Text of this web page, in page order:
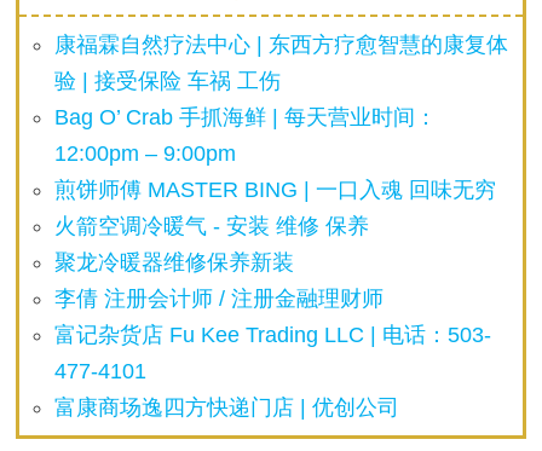
康福霖自然疗法中心 | 东西方疗愈智慧的康复体
验 | 接受保险 车祸 工伤
Bag O’ Crab 手抓海鲜 | 每天营业时间：
12:00pm – 9:00pm
煎饼师傅 MASTER BING | 一口入魂 回味无穷
火箭空调冷暖气 - 安装 维修 保养
聚龙冷暖器维修保养新装
李倩 注册会计师 / 注册金融理财师
富记杂货店 Fu Kee Trading LLC | 电话：503-
477-4101
富康商场逸四方快递门店 | 优创公司